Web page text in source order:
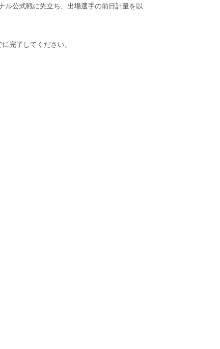
ル公式戦に先立ち、出場選手の前日計量を以
完了してください。